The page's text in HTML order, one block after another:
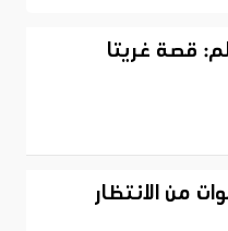
قصة غريتا
من الانتظار